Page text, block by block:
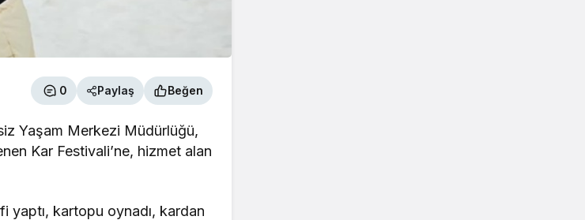
0 Paylaş Beğen
Yaşam Merkezi Müdürlüğü,
Kar Festivali’ne, hizmet alan
kartopu oynadı, kardan